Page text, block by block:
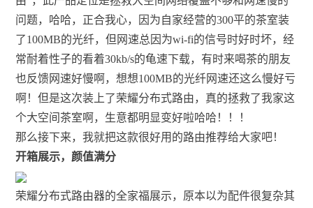
问题，哈哈，正合我心，因为自家经营的300平的茶室装
了100MB的光纤，但网速总因为wi-fi的信号时好时坏，经
常耐着性子的看着30kb/s的龟速下载，有时来喝茶的朋友
也反馈网速好慢啊，想想100MB的光纤网速还这么慢好亏
啊！但是这次装上了荣耀分布式路由，真的拯救了我家这
个大空间茶室啊，生意都明显变好啦哈哈！！！
那么接下来，我就把这款很好用的路由推荐给大家吧！
开箱展示，颜值满分
荣耀分布式路由器的全家福展示，原本以为配件很复杂其